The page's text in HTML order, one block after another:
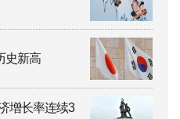
史新高
增长率连续3